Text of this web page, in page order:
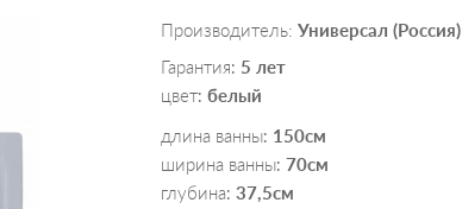
Производитель: Универсал (Россия)
Гарантия: 5 лет
цвет: белый
длина ванны: 150см
ширина ванны: 70см
глубина: 37,5см